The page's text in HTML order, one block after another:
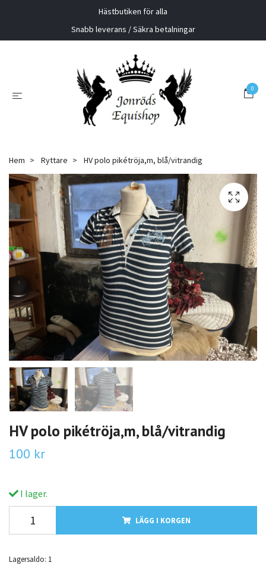
Hästbutiken för alla
Snabb leverans / Säkra betalningar
0
Hem Ryttare HV polo pikétröja,m, blå/vitrandig
HV polo pikétröja,m, blå/vitrandig
100 kr
I lager.
LÄGG I KORGEN
Lagersaldo: 1